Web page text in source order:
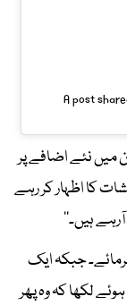
A post
میں نئے اضافے پر
کا اظہار کر رہے
ہیں۔‘‘
جبکہ ایک
لکھا کہ وہ پھر